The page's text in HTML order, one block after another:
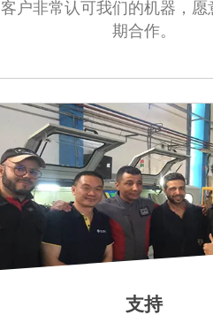
客户非常认可我们的机器，愿
期合作。
支持